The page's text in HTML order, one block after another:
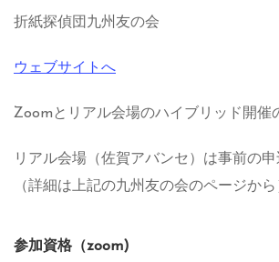
折紙探偵団九州友の会
ウェブサイトへ
Zoomとリアル会場のハイブリッド開催
リアル会場（佐賀アバンセ）は事前の申
（詳細は上記の九州友の会のページから
参加資格（zoom)